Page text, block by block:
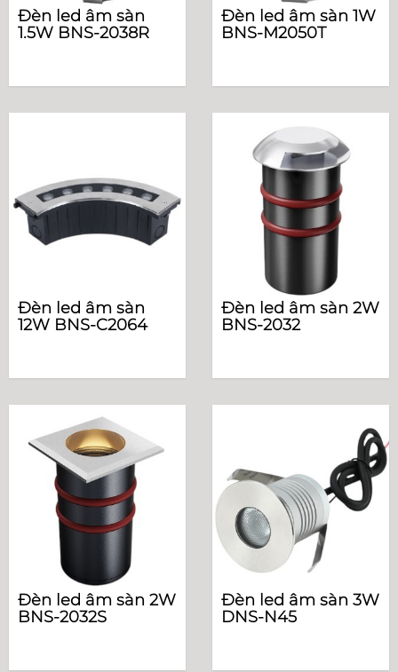
Đèn led âm sàn
1.5W BNS-2038R
Đèn led âm sàn 1W
BNS-M2050T
Đèn led âm sàn
12W BNS-C2064
Đèn led âm sàn 2W
BNS-2032
Đèn led âm sàn 2W
BNS-2032S
Đèn led âm sàn 3W
DNS-N45